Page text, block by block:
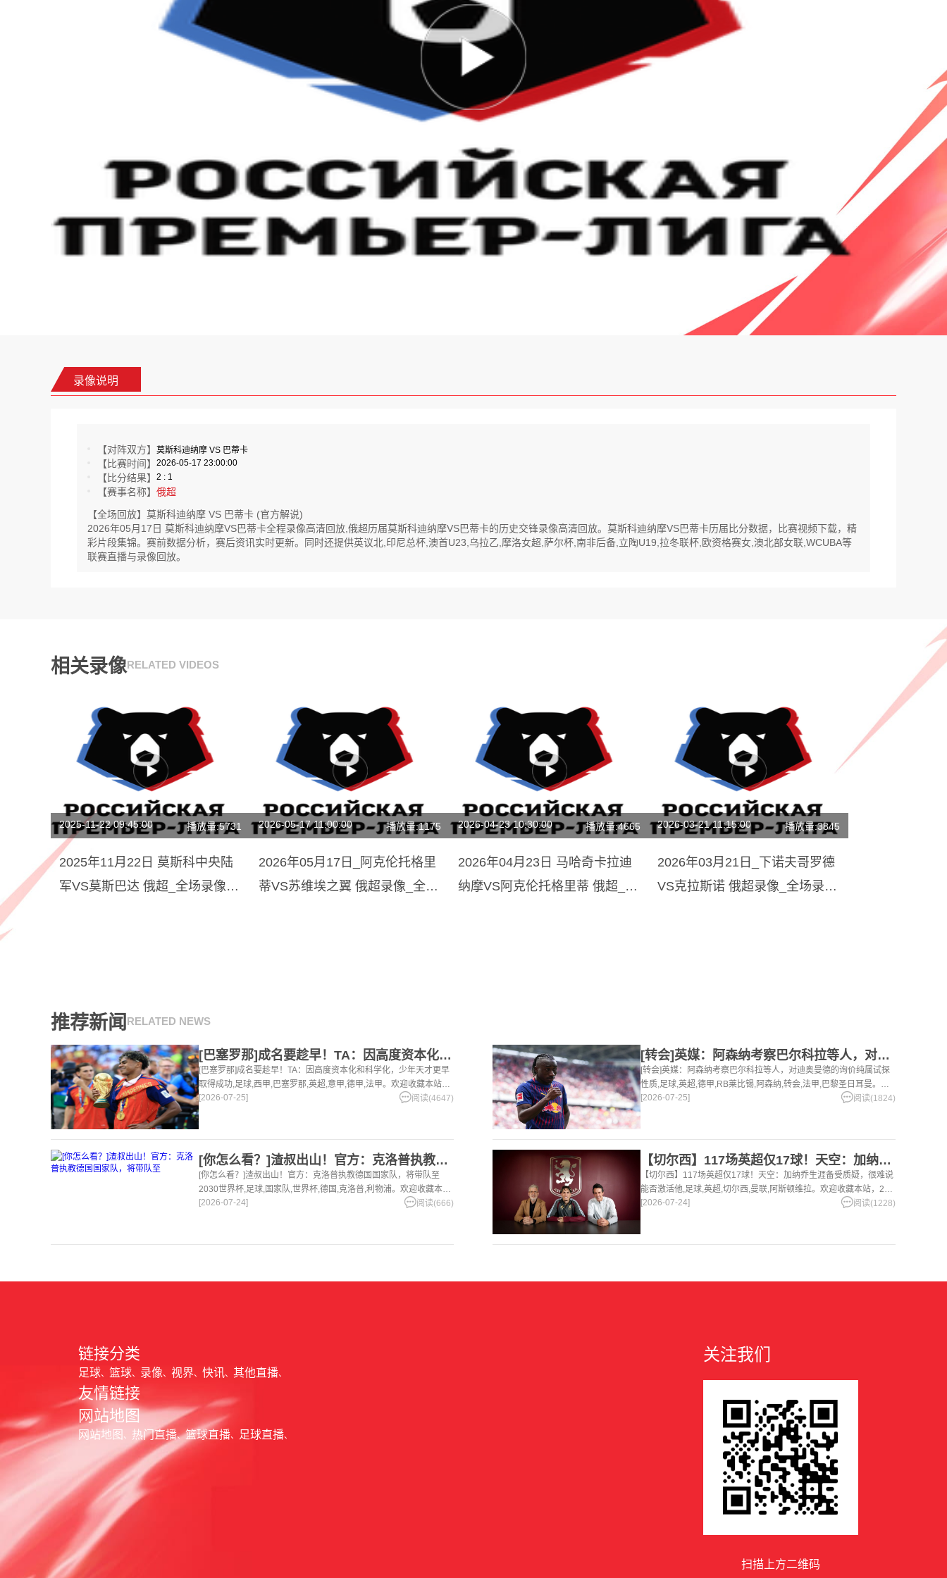
录像说明
【对阵双方】 莫斯科迪纳摩 VS 巴蒂卡
【比赛时间】 2026-05-17 23:00:00
【比分结果】 2 : 1
【赛事名称】 俄超
【全场回放】莫斯科迪纳摩 VS 巴蒂卡 (官方解说)
2026年05月17日 莫斯科迪纳摩VS巴蒂卡全程录像高清回放,俄超历届莫斯科迪纳摩VS巴蒂卡的历史交锋录像高清回放。莫斯科迪纳摩VS巴蒂卡历届比分数据，比赛视频下载，精
彩片段集锦。赛前数据分析，赛后资讯实时更新。同时还提供英议北,印尼总杯,澳首U23,乌拉乙,摩洛女超,萨尔杯,南非后备,立陶U19,拉冬联杯,欧资格赛女,澳北部女联,WCUBA等
联赛直播与录像回放。
相关录像RELATED VIDEOS
2025-11-22 09:45:00 播放量:5731
2025年11月22日 莫斯科中央陆
军VS莫斯巴达 俄超_全场录像
2026-05-17 11:00:00 播放量:1175
2026年05月17日_阿克伦托格里
蒂VS苏维埃之翼 俄超录像_全场
2026-04-23 10:30:00 播放量:4665
2026年04月23日 马哈奇卡拉迪
纳摩VS阿克伦托格里蒂 俄超_全
2026-03-21 11:15:00 播放量:3845
2026年03月21日_下诺夫哥罗德
VS克拉斯诺 俄超录像_全场录像
推荐新闻 RELATED NEWS
[巴塞罗那]成名要趁早！TA：因高度资本化和科学化，少年天才
[巴塞罗那]成名要趁早！TA：因高度资本化和科学化，少年天才更早
取得成功,足球,西甲,巴塞罗那,英超,意甲,德甲,法甲。欢迎收藏本站，
24小时为你更新最新的足球，篮球体育资讯。
[2026-07-25] 阅读(4647)
[转会]英媒：阿森纳考察巴尔科拉等人，对迪奥曼德的询价纯属试
[转会]英媒：阿森纳考察巴尔科拉等人，对迪奥曼德的询价纯属试探
性质,足球,英超,德甲,RB莱比锡,阿森纳,转会,法甲,巴黎圣日耳曼。欢
迎收藏本站，24小时为你更新最新的足球，篮球体育资讯。
[2026-07-25] 阅读(1824)
[你怎么看？]渣叔出山！官方：克洛普执教德国国家队，将带队至
[你怎么看？]渣叔出山！官方：克洛普执教德国国家队，将带队至
2030世界杯,足球,国家队,世界杯,德国,克洛普,利物浦。欢迎收藏本
站，24小时为你更新最新的足球，篮球体育资讯。
[2026-07-24] 阅读(666)
【切尔西】117场英超仅17球！天空：加纳乔生涯备受质疑，很
【切尔西】117场英超仅17球！天空：加纳乔生涯备受质疑，很难说
能否激活他,足球,英超,切尔西,曼联,阿斯顿维拉。欢迎收藏本站，24
小时为你更新最新的足球，篮球体育资讯。
[2026-07-24] 阅读(1228)
链接分类
足球 篮球 录像 视界 快讯 其他直播
友情链接
网站地图
网站地图 热门直播 篮球直播 足球直播
关注我们
扫描上方二维码